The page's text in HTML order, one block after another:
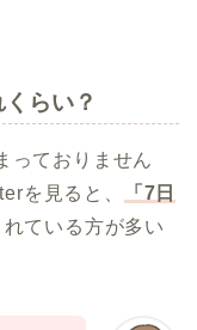
らい？
っておりません
を見ると、
「7日
ている方が多い